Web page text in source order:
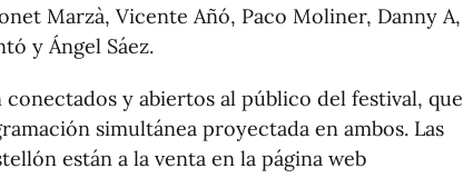
Marzà, Vicente Añó, Paco Moliner, Danny A,
y Ángel Sáez.
conectados y abiertos al público del festival, que
simultánea proyectada en ambos. Las
están a la venta en la página web